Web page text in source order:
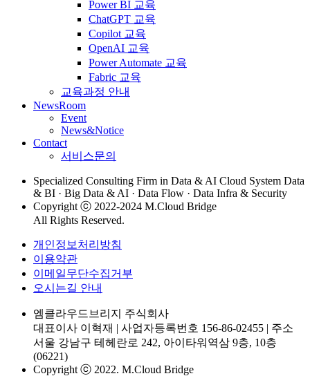
Power BI 교육
ChatGPT 교육
Copilot 교육
OpenAI 교육
Power Automate 교육
Fabric 교육
교육과정 안내
NewsRoom
Event
News&Notice
Contact
서비스문의
Specialized Consulting Firm in Data & AI Cloud System Data
& BI · Big Data & AI · Data Flow · Data Infra & Security
Copyright ⓒ 2022-2024 M.Cloud Bridge
All Rights Reserved.
개인정보처리방침
이용약관
이메일무단수집거부
오시는길 안내
엠클라우드브리지 주식회사
대표이사 이혁재 | 사업자등록번호 156-86-02455 | 주소
서울 강남구 테헤란로 242, 아이타워역삼 9층, 10층
(06221)
Copyright ⓒ 2022. M.Cloud Bridge